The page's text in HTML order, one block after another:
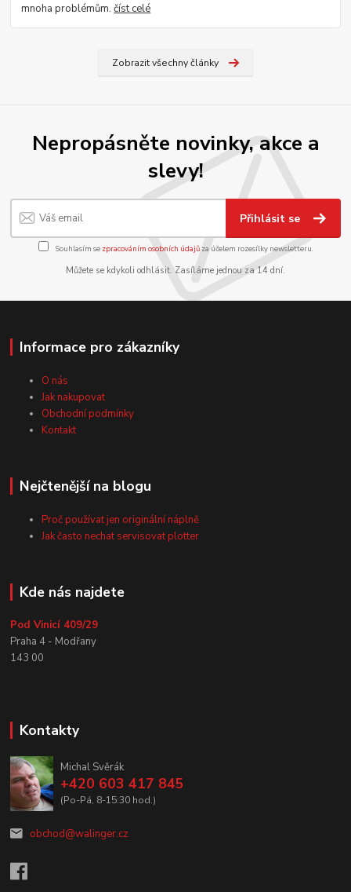
mnoha problémům.číst celé
Zobrazit všechny články
Nepropásněte novinky, akce a
slevy!
Přihlásit se
Souhlasím se zpracováním osobních údajůza účelem rozesílky newsletteru.
Můžete se kdykoli odhlásit. Zasíláme jednou za 14 dní.
Informace pro zákazníky
O nás
Jak nakupovat
Obchodní podmínky
Kontakt
Nejčtenější na blogu
Proč používat jen originální náplně
Jak často nechat servisovat plotter
Kde nás najdete
Pod Vinicí 409/29
Praha 4 - Modřany
143 00
Kontakty
Michal Svěrák
+420 603 417 845
(Po-Pá, 8-15:30 hod.)
obchod@walinger.cz